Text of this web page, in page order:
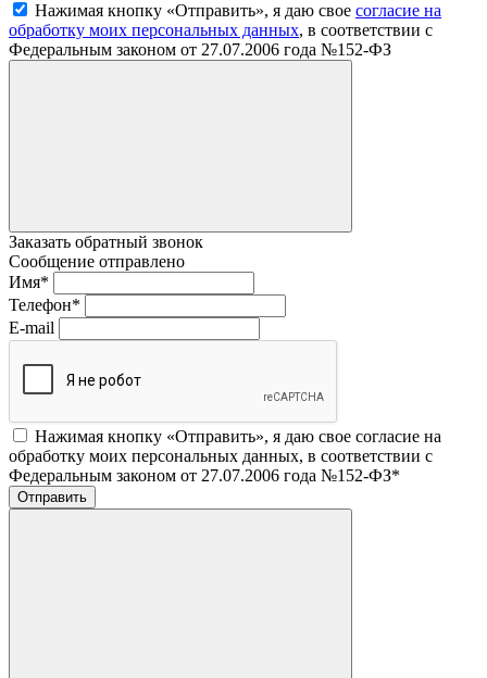
Нажимая кнопку «Отправить», я даю свое согласие на
обработку моих персональных данных, в соответствии с
Федеральным законом от 27.07.2006 года №152-ФЗ
Заказать обратный звонок
Сообщение отправлено
Имя*
Телефон*
E-mail
Нажимая кнопку «Отправить», я даю свое согласие на
обработку моих персональных данных, в соответствии с
Федеральным законом от 27.07.2006 года №152-ФЗ*
Отправить